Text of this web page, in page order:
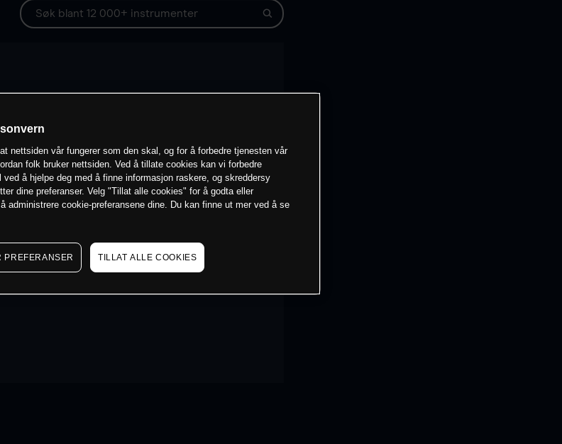
nettsiden vår fungerer som den skal, og for å forbedre tjenesten vår
folk bruker nettsiden. Ved å tillate cookies kan vi forbedre
å hjelpe deg med å finne informasjon raskere, og skreddersy
dine preferanser. Velg "Tillat alle cookies" for å godta eller
administrere cookie-preferansene dine. Du kan finne ut mer ved å se
PREFERANSER TILLAT ALLE COOKIES